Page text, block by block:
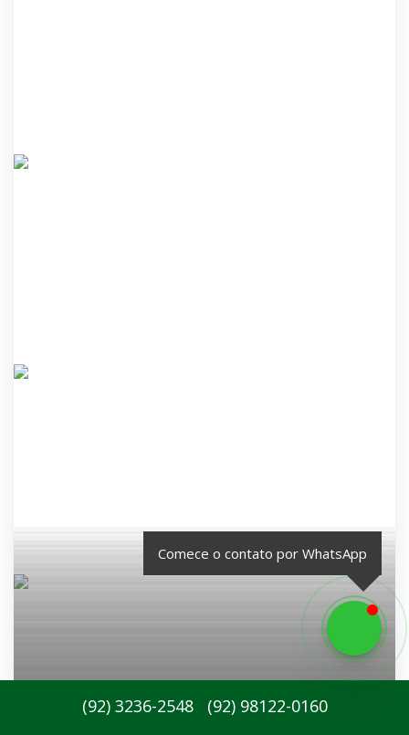
(92)3236-2548 (92)98122-0160
Comece o contato por WhatsApp